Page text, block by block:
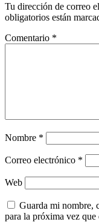
Tu dirección de correo
obligatorios están
Comentario *
Nombre *
Correo electrónico *
Web
Guarda mi nombre,
para la próxima vez que